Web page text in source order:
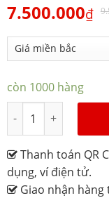
7.500.000₫
còn 1000 hàng
Thanh toán QR
dụng, ví điện tử.
Giao nhận hàng